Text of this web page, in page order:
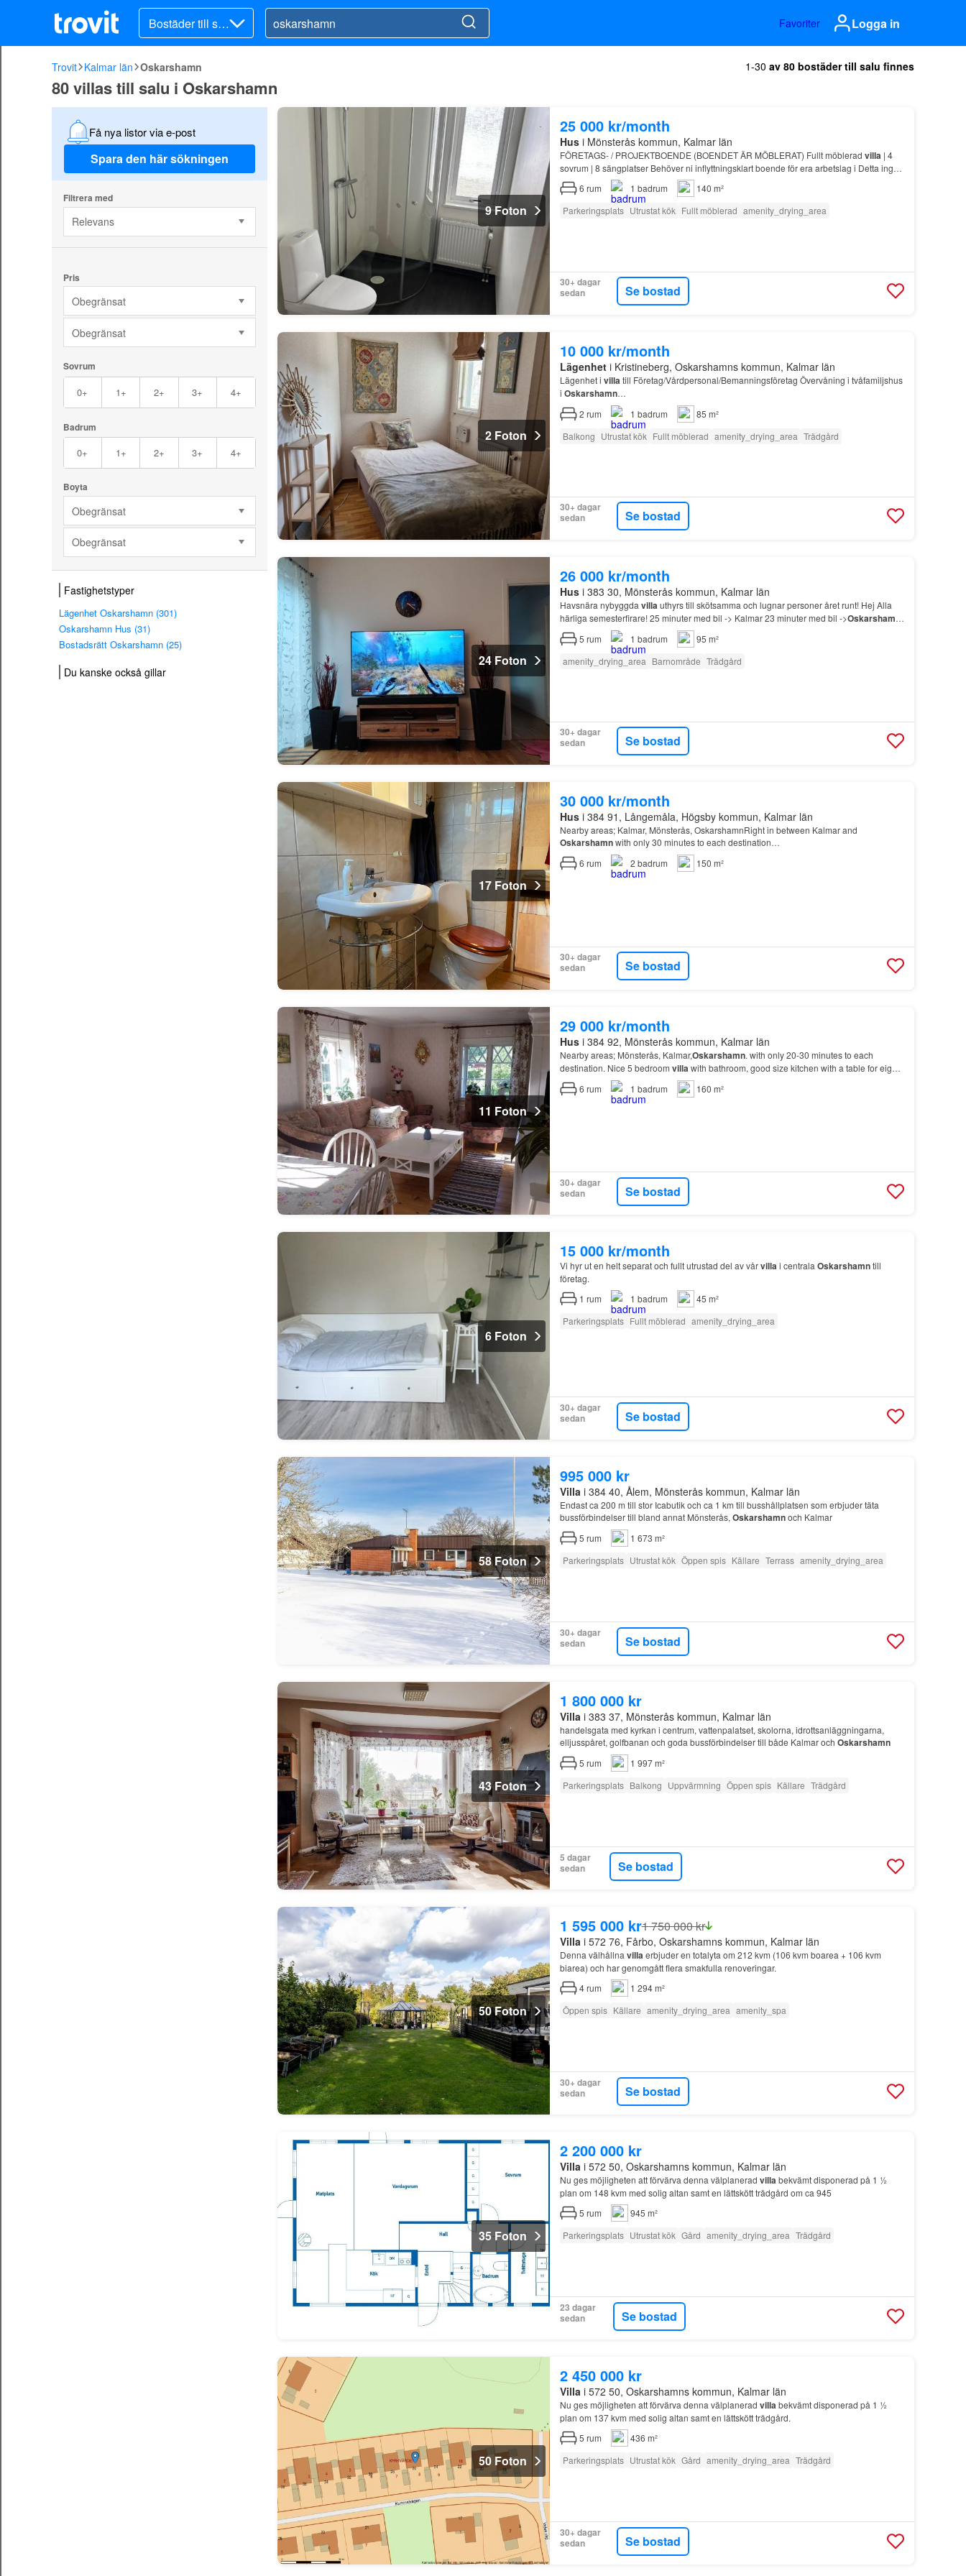
Bostäder till sal
u
Favoriter Logga in
Trovit Kalmar län Oskarshamn 1-30 av 80 bostäder till salu finnes
80 villas till salu i Oskarshamn
Få nya listor via e-post
Spara den här sökningen
Filtrera med
Relevans
Pris
Obegränsat
Obegränsat
Sovrum
0+ 1+ 2+ 3+ 4+
Badrum
0+ 1+ 2+ 3+ 4+
Boyta
Obegränsat
Obegränsat
Fastighetstyper
Lägenhet Oskarshamn (301)
Oskarshamn Hus (31)
Bostadsrätt Oskarshamn (25)
Du kanske också gillar
9 Foton
25 000 kr/month
Husi Mönsterås kommun, Kalmar län
FÖRETAGS- / PROJEKTBOENDE (BOENDET ÄR MÖBLERAT) Fullt möblerad villa | 4
sovrum | 8 sängplatser Behöver ni inflyttningsklart boende för era arbetslag i Detta ingår
i hyran: - Parkering - El & vatten - WiFi - Möbler & utrustni…
6 rum 1 badrum
140 m²
Parkeringsplats Utrustat kök Fullt möblerad amenity_drying_area
30+ dagar
sedan
Se bostad
2 Foton
10 000 kr/month
Lägenheti Kristineberg, Oskarshamns kommun, Kalmar län
Lägenhet i villatill Företag/Vårdpersonal/Bemanningsföretag Övervåning i tvåfamiljshus
i Oskarshamn…
2 rum 1 badrum
85 m²
Balkong Utrustat kök Fullt möblerad amenity_drying_area Trädgård
30+ dagar
sedan
Se bostad
24 Foton
26 000 kr/month
Husi 383 30, Mönsterås kommun, Kalmar län
Havsnära nybyggda villauthyrs till skötsamma och lugnar personer året runt! Hej Alla
härliga semesterfirare! 25 minuter med bil -> Kalmar 23 minuter med bil ->Oskarshamn
1 tim 10 minuter med bil -> Vimmerby Huset ligger i na…
5 rum 1 badrum
95 m²
amenity_drying_area Barnområde Trädgård
30+ dagar
sedan
Se bostad
17 Foton
30 000 kr/month
Husi 384 91, Långemåla, Högsby kommun, Kalmar län
Nearby areas; Kalmar, Mönsterås, OskarshamnRight in between Kalmar and
Oskarshamnwith only 30 minutes to each destination…
6 rum 2 badrum 150 m²
30+ dagar
sedan
Se bostad
11 Foton
29 000 kr/month
Husi 384 92, Mönsterås kommun, Kalmar län
Nearby areas; Mönsterås, Kalmar,Oskarshamn. with only 20-30 minutes to each
destination. Nice 5 bedroom villawith bathroom, good size kitchen with a table for eight
people…
6 rum 1 badrum 160 m²
30+ dagar
sedan
Se bostad
6 Foton
15 000 kr/month
Vi hyr ut en helt separat och fullt utrustad del av vårvillai centrala Oskarshamntill
företag.
1 rum 1 badrum
45 m²
Parkeringsplats Fullt möblerad amenity_drying_area
30+ dagar
sedan
Se bostad
58 Foton
995 000 kr
Villai 384 40, Ålem, Mönsterås kommun, Kalmar län
Endast ca 200 m till stor Icabutik och ca 1 km till busshållplatsen som erbjuder täta
bussförbindelser till bland annat Mönsterås, Oskarshamnoch Kalmar
5 rum
1 673 m²
Parkeringsplats Utrustat kök Öppen spis Källare Terrass amenity_drying_area
30+ dagar
sedan
Se bostad
43 Foton
1 800 000 kr
Villai 383 37, Mönsterås kommun, Kalmar län
handelsgata med kyrkan i centrum, vattenpalatset, skolorna, idrottsanläggningarna,
elljusspåret, golfbanan och goda bussförbindelser till både Kalmar och Oskarshamn
5 rum
1 997 m²
Parkeringsplats Balkong Uppvärmning Öppen spis Källare Trädgård
5 dagar
sedan
Se bostad
50 Foton
1 595 000 kr1 750 000 kr
Villai 572 76, Fårbo, Oskarshamns kommun, Kalmar län
Denna välhållna villaerbjuder en totalyta om 212 kvm (106 kvm boarea + 106 kvm
biarea) och har genomgått flera smakfulla renoveringar.
4rum
1 294 m²
Öppen spis Källare amenity_drying_area amenity_spa
30+ dagar
sedan
Se bostad
35 Foton
2 200 000 kr
Villai 572 50, Oskarshamns kommun, Kalmar län
Nu ges möjligheten att förvärva denna välplanerad villabekvämt disponerad på 1 ½
plan om 148 kvm med solig altan samt en lättskött trädgård om ca 945
5 rum
945 m²
Parkeringsplats Utrustat kök Gård amenity_drying_area Trädgård
23 dagar
sedan
Se bostad
50 Foton
2 450 000 kr
Villai 572 50, Oskarshamns kommun, Kalmar län
Nu ges möjligheten att förvärva denna välplanerad villabekvämt disponerad på 1 ½
plan om 137 kvm med solig altan samt en lättskött trädgård.
5 rum
436 m²
Parkeringsplats Utrustat kök Gård amenity_drying_area Trädgård
30+ dagar
sedan
Se bostad